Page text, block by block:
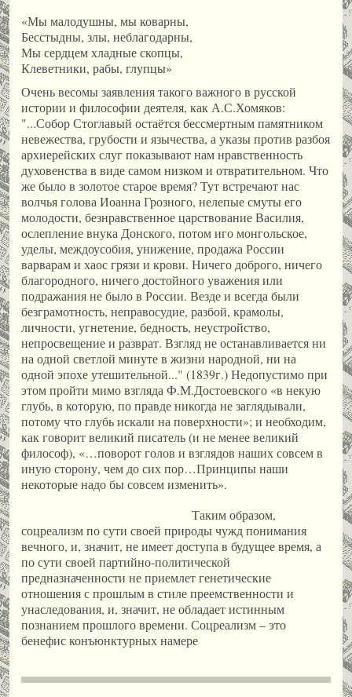
«Мы малодушны, мы коварны,
Бесстыдны, злы, неблагодарны,
Мы сердцем хладные скопцы,
Клеветники, рабы, глупцы»
Очень весомы заявления такого важного в русской
истории и философии деятеля, как А.С.Хомяков:
"...Собор Стоглавый остаётся бессмертным памятником
невежества, грубости и язычества, а указы против разбоя
архиерейских слуг показывают нам нравственность
духовенства в виде самом низком и отвратительном. Что
же было в золотое старое время? Тут встречают нас
волчья голова Иоанна Грозного, нелепые смуты его
молодости, безнравственное царствование Василия,
ослепление внука Донского, потом иго монгольское,
уделы, междоусобия, унижение, продажа России
варварам и хаос грязи и крови. Ничего доброго, ничего
благородного, ничего достойного уважения или
подражания не было в России. Везде и всегда были
безграмотность, неправосудие, разбой, крамолы,
личности, угнетение, бедность, неустройство,
непросвещение и разврат. Взгляд не останавливается ни
на одной светлой минуте в жизни народной, ни на
одной эпохе утешительной..." (1839г.) Недопустимо при
этом пройти мимо взгляда Ф.М.Достоевского «в некую
глубь, в которую, по правде никогда не заглядывали,
потому что глубь искали на поверхности»; и необходим,
как говорит великий писатель (и не менее великий
философ), «…поворот голов и взглядов наших совсем в
иную сторону, чем до сих пор…Принципы наши
некоторые надо бы совсем изменить».
Таким образом,
соцреализм по сути своей природы чужд понимания
вечного, и, значит, не имеет доступа в будущее время, а
по сути своей партийно-политической
предназначенности не приемлет генетические
отношения с прошлым в стиле преемственности и
унаследования, и, значит, не обладает истинным
познанием прошлого времени. Соцреализм – это
бенефис конъюнктурных намере